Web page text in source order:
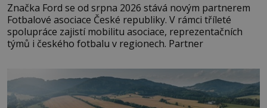
Značka Ford se od srpna 2026 stává novým partnerem
Fotbalové asociace České republiky. V rámci tříleté
spolupráce zajistí mobilitu asociace, reprezentačních
týmů i českého fotbalu v regionech. Partner